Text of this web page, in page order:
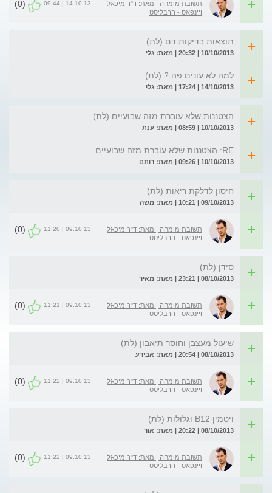
תשובת מומחה | מאת: ד"ר מיכאל
ויינפאס - הרבליסט
14.10.13 | 09:44
(0)
תוצאות בדיקות דם (לת)
10/10/2013 | 20:32 | מאת: גלי
למה לא עונים פה ? (לת)
14/10/2013 | 17:24 | מאת: גלי
הצטננות שלא עוברת מזה שבועיים (לת)
10/10/2013 | 08:59 | מאת: ענת
RE: הצטננות שלא עוברת מזה שבועיים
10/10/2013 | 09:26 | מאת: רותם
חיסון לדלקת ריאות (לת)
09/10/2013 | 10:21 | מאת: משה
תשובת מומחה | מאת: ד"ר מיכאל
ויינפאס - הרבליסט
09.10.13 | 11:20
(0)
סידן (לת)
08/10/2013 | 23:21 | מאת: מאיר
תשובת מומחה | מאת: ד"ר מיכאל
ויינפאס - הרבליסט
09.10.13 | 11:21
(0)
שיעול מעצבן וחוסר תיאבון (לת)
08/10/2013 | 20:54 | מאת: אבידע
תשובת מומחה | מאת: ד"ר מיכאל
ויינפאס - הרבליסט
09.10.13 | 11:22
(0)
ויטמין B12 וגלולות (לת)
08/10/2013 | 20:22 | מאת: אור
תשובת מומחה | מאת: ד"ר מיכאל
ויינפאס - הרבליסט
09.10.13 | 11:22
(0)